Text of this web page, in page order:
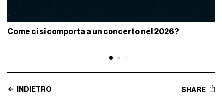
Come ci si comporta a un concerto nel 2026?
INDIETRO SHARE